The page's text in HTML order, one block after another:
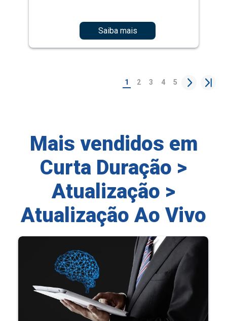
Saiba mais
1 2 3 4 5
Mais vendidos em
Curta Duração >
Atualização >
Atualização Ao Vivo